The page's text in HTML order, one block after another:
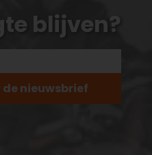
blijven?
de nieuwsbrief